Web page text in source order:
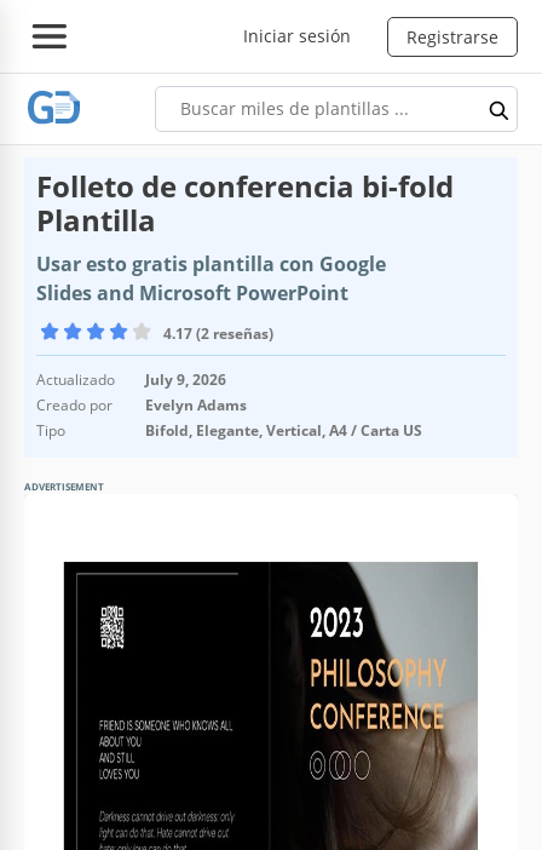
Iniciar sesión Registrarse
Folleto de conferencia bi-fold
Plantilla
Usar esto gratis plantilla con Google
Slides and Microsoft PowerPoint
4.17 (2 reseñas)
Actualizado
July 9, 2026
Creado por
Evelyn Adams
Tipo
Bifold, Elegante, Vertical, A4 / Carta US
ADVERTISEMENT